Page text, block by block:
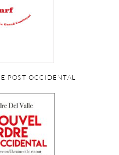
POST-OCCIDENTAL